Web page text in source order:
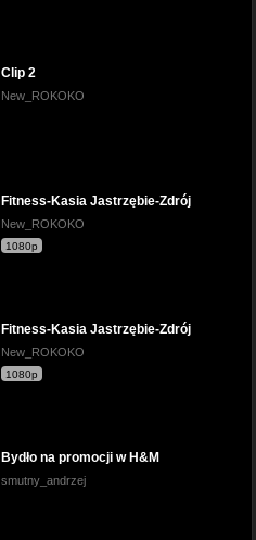
Clip 2
New_ROKOKO
Fitness-Kasia Jastrzębie-Zdrój
New_ROKOKO
1080p
Fitness-Kasia Jastrzębie-Zdrój
New_ROKOKO
1080p
Bydło na promocji w H&M
smutny_andrzej